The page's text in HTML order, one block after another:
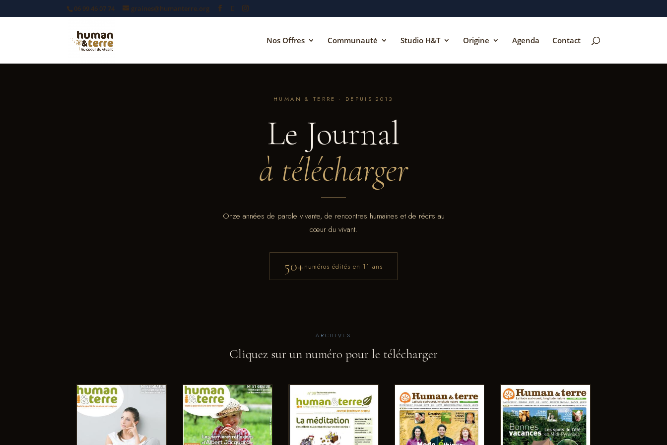
06 99 46 07 74 graines@humanterre.org
Nos Offres Communauté Studio H&T Origine Agenda Contact
HUMAN & TERRE · DEPUIS 2013
Le Journal
à télécharger
Onze années de parole vivante, de rencontres humaines et de récits au
cœur du vivant.
50+numéros édités en 11 ans
ARCHIVES
Cliquez sur un numéro pour le télécharger